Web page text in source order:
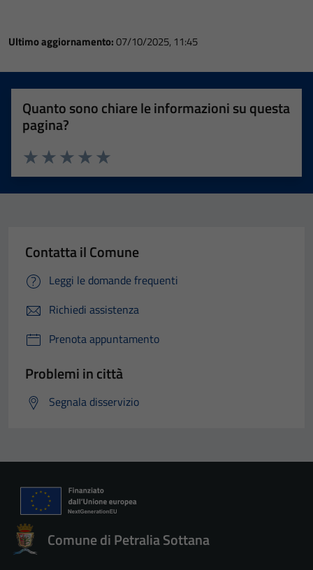
Ultimo aggiornamento:07/10/2025, 11:45
Quanto sono chiare le informazioni su questa
pagina?
Valuta 5 stelle su 5
Valuta 4 stelle su 5
Valuta 3 stelle su 5
Valuta 2 stelle su 5
Valuta 1 stelle su 5
Contatta il Comune
Leggi le domande frequenti
Richiedi assistenza
Prenota appuntamento
Problemi in città
Segnala disservizio
Comune di Petralia Sottana
del sito e non
non raccolgono